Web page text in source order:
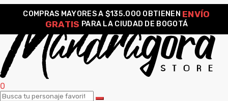
COMPRAS MAYORES A $135.000 OBTIENEN ENVÍO
GRATIS PARA LA CIUDAD DE BOGOTÁ
0